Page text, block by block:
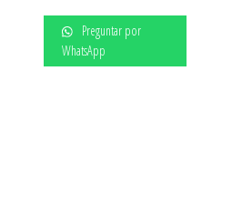
Preguntar por
WhatsApp